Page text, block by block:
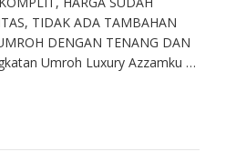
TIDAK ADA TAMBAHAN
DENGAN TENANG DAN
Umroh Luxury Azzamku …